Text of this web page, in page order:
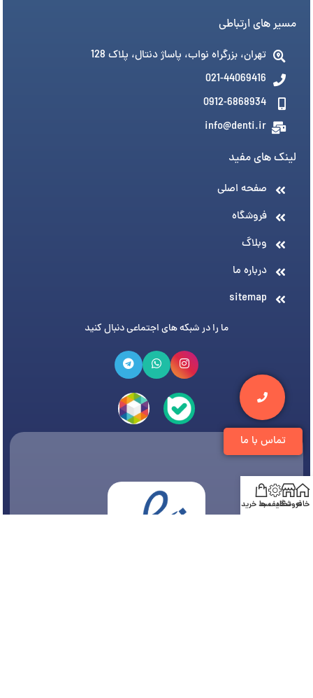
تماس با ما
مسیر های ارتباطی
تهران، بزرگراه نواب، پاساژ دنتال، پلاک 128
021-44069416
0912-6868934
info@denti.ir
لینک های مفید
صفحه اصلی
فروشگاه
وبلاگ
درباره ما
sitemap
ما را در شبکه های اجتماعی دنبال کنید
خانهفروشگاه
تخفیف هاسبد خرید